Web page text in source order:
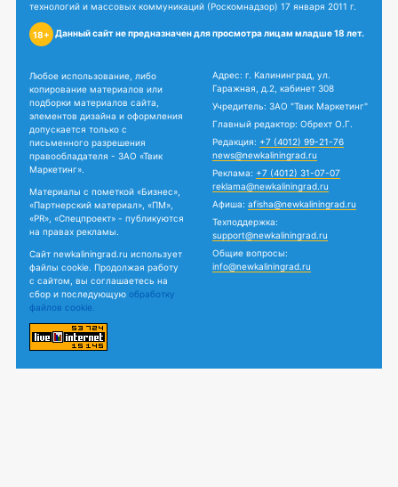
технологий и массовых коммуникаций (Роскомнадзор) 17 января 2011 г.
18+ Данный сайт не предназначен для просмотра лицам младше 18 лет.
Любое использование, либо
копирование материалов или
подборки материалов сайта,
элементов дизайна и оформления
допускается только с
письменного разрешения
правообладателя - ЗАО «Твик
Маркетинг».
Материалы с пометкой «Бизнес»,
«Партнерский материал», «ПМ»,
«PR», «Спецпроект» - публикуются
на правах рекламы.
Сайт newkaliningrad.ru использует
файлы cookie. Продолжая работу
с сайтом, вы соглашаетесь на
сбор и последующую обработку
файлов cookie.
Адрес: г. Калининград, ул.
Гаражная, д.2, кабинет 308
Учредитель: ЗАО "Твик Маркетинг"
Главный редактор: Обрехт О.Г.
Редакция: +7 (4012) 99-21-76
news@newkaliningrad.ru
Реклама: +7 (4012) 31-07-07
reklama@newkaliningrad.ru
Афиша: afisha@newkaliningrad.ru
Техподдержка:
support@newkaliningrad.ru
Общие вопросы:
info@newkaliningrad.ru